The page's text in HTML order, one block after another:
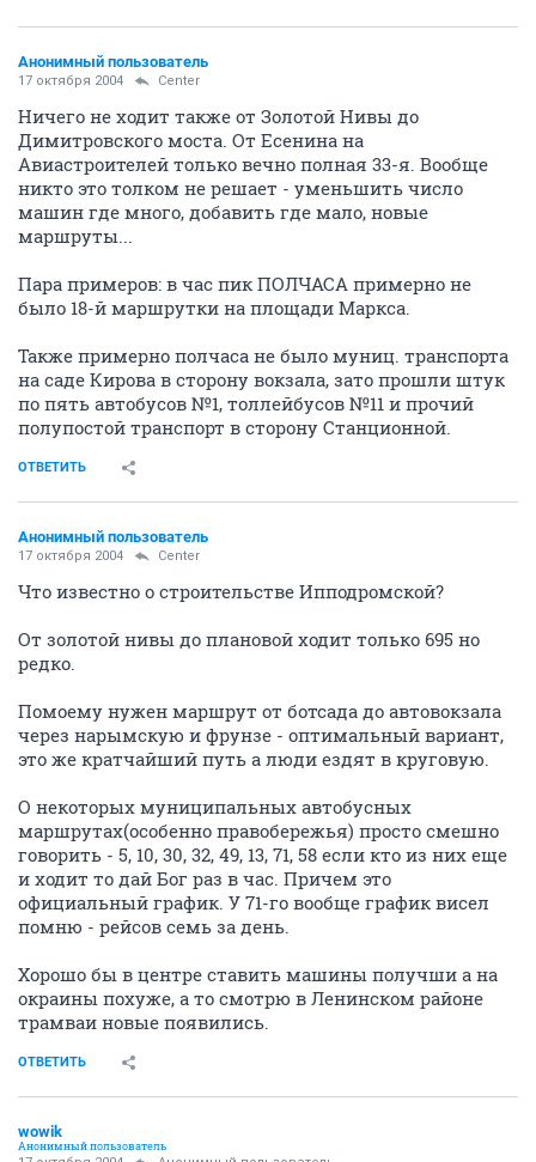
Анонимный пользователь
17 октября 2004 Center
Ничего не ходит также от Золотой Нивы до
Димитровского моста. От Есенина на
Авиастроителей только вечно полная 33-я. Вообще
никто это толком не решает - уменьшить число
машин где много, добавить где мало, новые
маршруты...
Пара примеров: в час пик ПОЛЧАСА примерно не
было 18-й маршрутки на площади Маркса.
Также примерно полчаса не было муниц. транспорта
на саде Кирова в сторону вокзала, зато прошли штук
по пять автобусов №1, толлейбусов №11 и прочий
полупостой транспорт в сторону Станционной.
ОТВЕТИТЬ
Анонимный пользователь
17 октября 2004 Center
Что известно о строительстве Ипподромской?
От золотой нивы до плановой ходит только 695 но
редко.
Помоему нужен маршрут от ботсада до автовокзала
через нарымскую и фрунзе - оптимальный вариант,
это же кратчайший путь а люди ездят в круговую.
О некоторых муниципальных автобусных
маршрутах(особенно правобережья) просто смешно
говорить - 5, 10, 30, 32, 49, 13, 71, 58 если кто из них еще
и ходит то дай Бог раз в час. Причем это
официальный график. У 71-го вообще график висел
помню - рейсов семь за день.
Хорошо бы в центре ставить машины получши а на
окраины похуже, а то смотрю в Ленинском районе
трамваи новые появились.
ОТВЕТИТЬ
wowik
Анонимный пользователь